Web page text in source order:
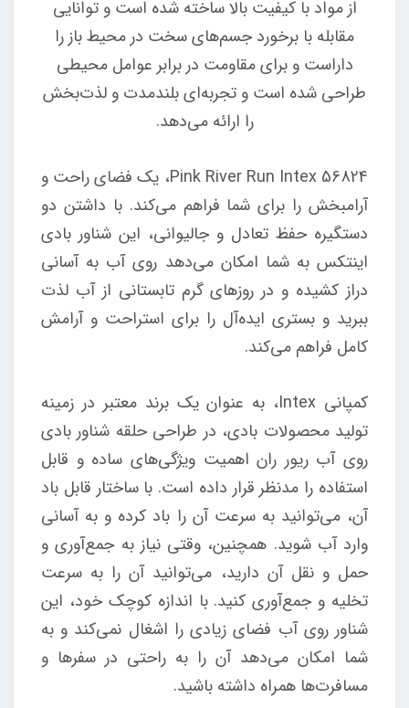
از مواد با کیفیت بالا ساخته شده است و توانایی
مقابله با برخورد جسم‌های سخت در محیط باز را
داراست و برای مقاومت در برابر عوامل محیطی
طراحی شده است و تجربه‌ای بلندمدت و لذت‌بخش
را ارائه می‌دهد.
Pink River Run Intex 56824، یک فضای راحت و
آرامبخش را برای شما فراهم می‌کند. با داشتن دو
دستگیره حفظ تعادل و جالیوانی، این شناور بادی
اینتکس به شما امکان می‌دهد روی آب به آسانی
دراز کشیده و در روزهای گرم تابستانی از آب لذت
ببرید و بستری ایده‌آل را برای استراحت و آرامش
کامل فراهم می‌کند.
کمپانی Intex، به عنوان یک برند معتبر در زمینه
تولید محصولات بادی، در طراحی حلقه شناور بادی
روی آب ریور ران اهمیت ویژگی‌های ساده و قابل
استفاده را مدنظر قرار داده است. با ساختار قابل باد
آن، می‌توانید به سرعت آن را باد کرده و به آسانی
وارد آب شوید. همچنین، وقتی نیاز به جمع‌آوری و
حمل و نقل آن دارید، می‌توانید آن را به سرعت
تخلیه و جمع‌آوری کنید. با اندازه کوچک خود، این
شناور روی آب فضای زیادی را اشغال نمی‌کند و به
شما امکان می‌دهد آن را به راحتی در سفرها و
مسافرت‌ها همراه داشته باشید.